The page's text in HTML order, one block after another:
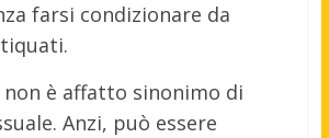
farsi condizionare da
non è affatto sinonimo di
Anzi, può essere